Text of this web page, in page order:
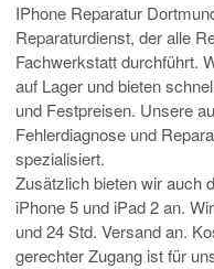
IPhone Reparatur
Reparaturdienst, der alle
Fachwerkstatt durchführt.
auf Lager und bieten
und Festpreisen. Unsere
Fehlerdiagnose und
spezialisiert.
Zusätzlich bieten wir auch
iPhone 5 und iPad 2 an.
und 24 Std. Versand an.
gerechter Zugang ist für